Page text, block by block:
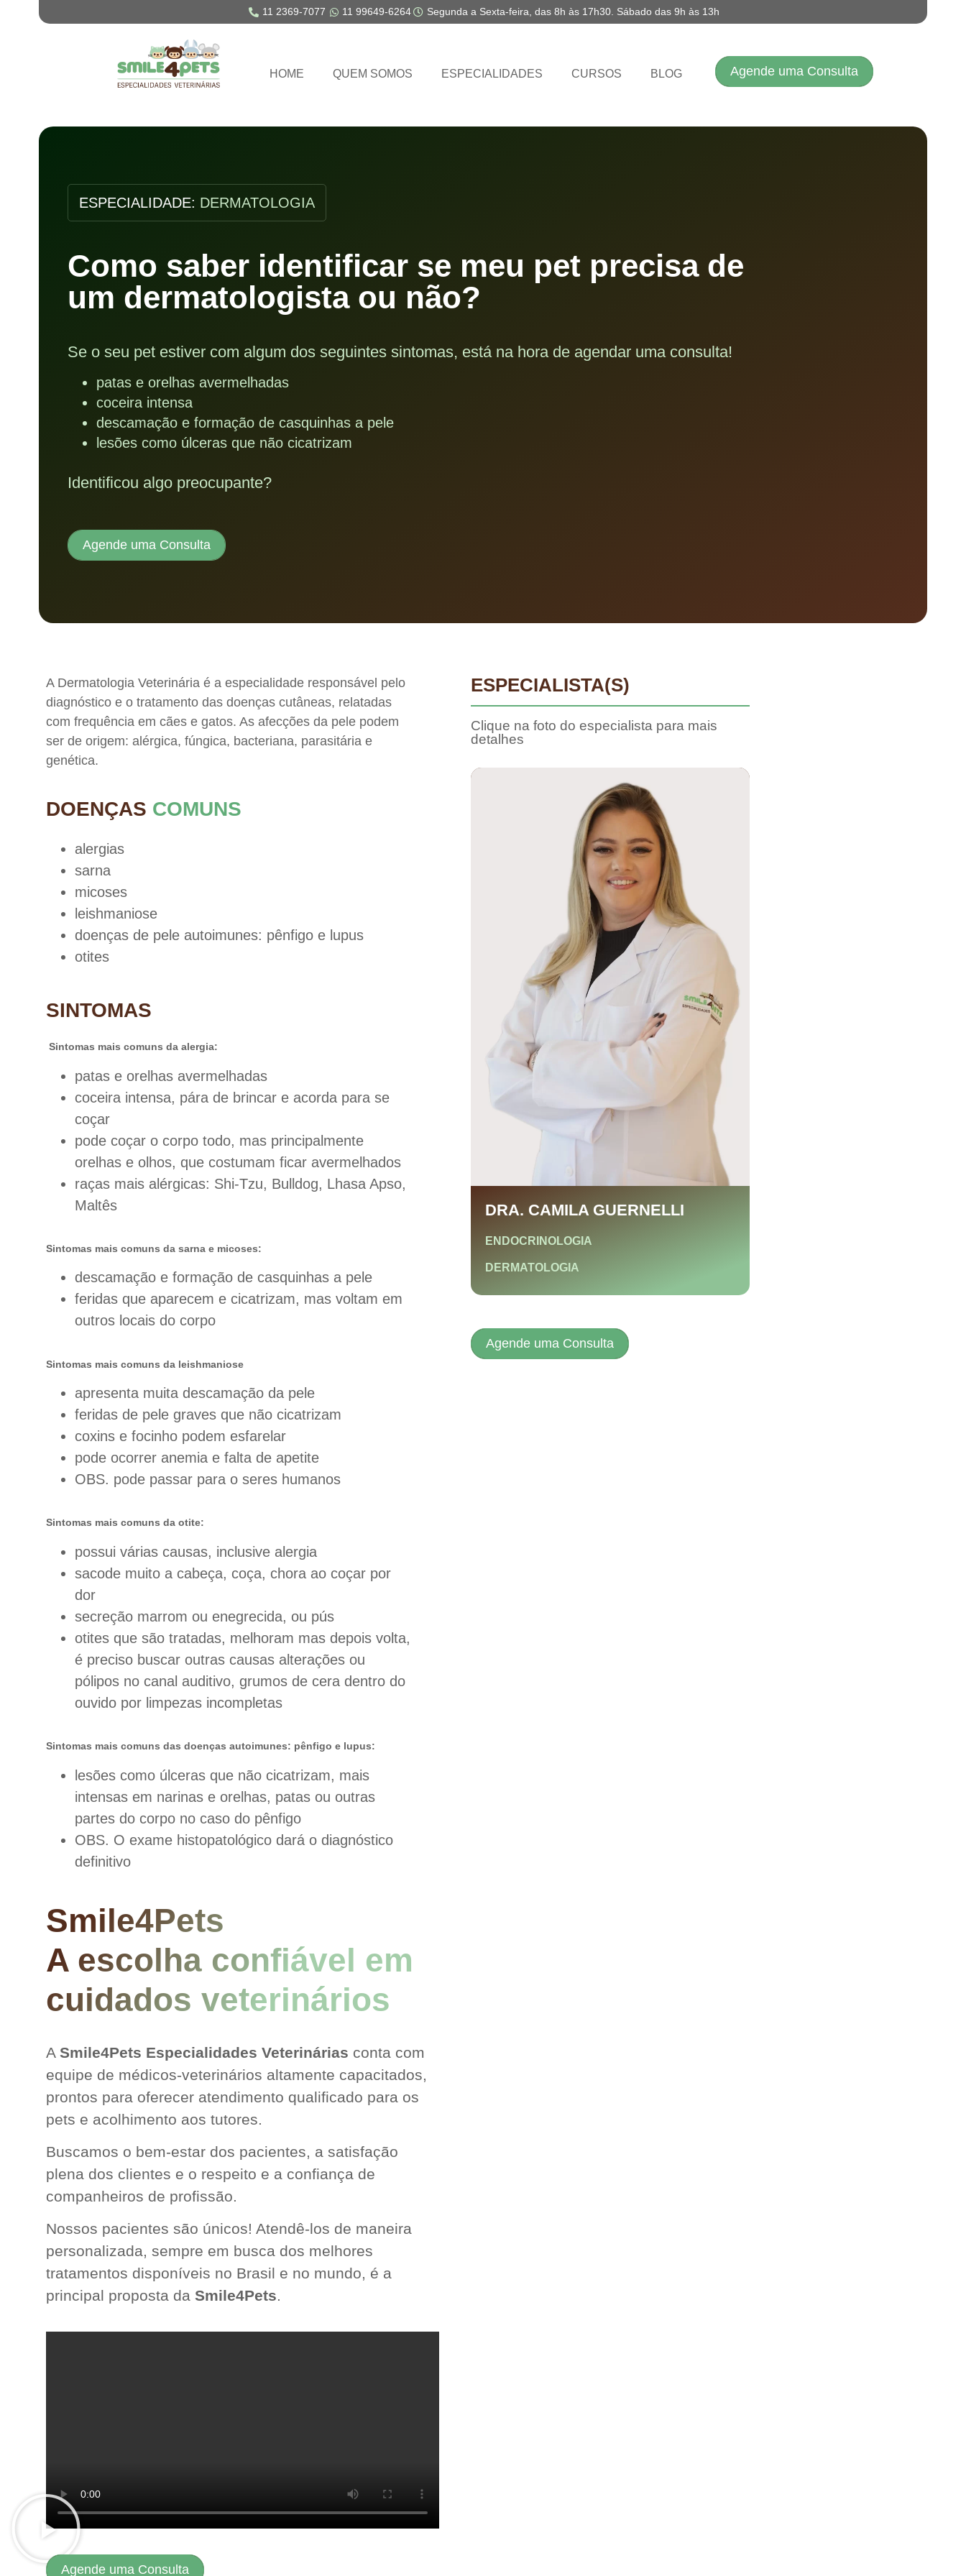
11 2369-7077 11 99649-6264 Segunda a Sexta-feira, das 8h às 17h30. Sábado das 9h às 13h
HOME QUEM SOMOS ESPECIALIDADES CURSOS BLOG Agende uma Consulta
ESPECIALIDADE: DERMATOLOGIA
Como saber identificar se meu pet precisa de
um dermatologista ou não?
Se o seu pet estiver com algum dos seguintes sintomas, está na hora de agendar uma consulta!
patas e orelhas avermelhadas
coceira intensa
descamação e formação de casquinhas a pele
lesões como úlceras que não cicatrizam
Identificou algo preocupante?
Agende uma Consulta
A Dermatologia Veterinária é a especialidade responsável pelo
diagnóstico e o tratamento das doenças cutâneas, relatadas
com frequência em cães e gatos. As afecções da pele podem
ser de origem: alérgica, fúngica, bacteriana, parasitária e
genética.
DOENÇAS COMUNS
alergias
sarna
micoses
leishmaniose
doenças de pele autoimunes: pênfigo e lupus
otites
SINTOMAS
Sintomas mais comuns da alergia:
patas e orelhas avermelhadas
coceira intensa, pára de brincar e acorda para se
coçar
pode coçar o corpo todo, mas principalmente
orelhas e olhos, que costumam ficar avermelhados
raças mais alérgicas: Shi-Tzu, Bulldog, Lhasa Apso,
Maltês
Sintomas mais comuns da sarna e micoses:
descamação e formação de casquinhas a pele
feridas que aparecem e cicatrizam, mas voltam em
outros locais do corpo
Sintomas mais comuns da leishmaniose
apresenta muita descamação da pele
feridas de pele graves que não cicatrizam
coxins e focinho podem esfarelar
pode ocorrer anemia e falta de apetite
OBS. pode passar para o seres humanos
Sintomas mais comuns da otite:
possui várias causas, inclusive alergia
sacode muito a cabeça, coça, chora ao coçar por
dor
secreção marrom ou enegrecida, ou pús
otites que são tratadas, melhoram mas depois volta,
é preciso buscar outras causas alterações ou
pólipos no canal auditivo, grumos de cera dentro do
ouvido por limpezas incompletas
Sintomas mais comuns das doenças autoimunes: pênfigo e lupus:
lesões como úlceras que não cicatrizam, mais
intensas em narinas e orelhas, patas ou outras
partes do corpo no caso do pênfigo
OBS. O exame histopatológico dará o diagnóstico
definitivo
Smile4Pets
A escolha confiável em
cuidados veterinários
A Smile4Pets Especialidades Veterinárias conta com
equipe de médicos-veterinários altamente capacitados,
prontos para oferecer atendimento qualificado para os
pets e acolhimento aos tutores.
Buscamos o bem-estar dos pacientes, a satisfação
plena dos clientes e o respeito e a confiança de
companheiros de profissão.
Nossos pacientes são únicos! Atendê-los de maneira
personalizada, sempre em busca dos melhores
tratamentos disponíveis no Brasil e no mundo, é a
principal proposta da Smile4Pets.
Agende uma Consulta
ESPECIALISTA(S)
Clique na foto do especialista para mais
detalhes
DRA. CAMILA GUERNELLI
ENDOCRINOLOGIA
DERMATOLOGIA
Agende uma Consulta